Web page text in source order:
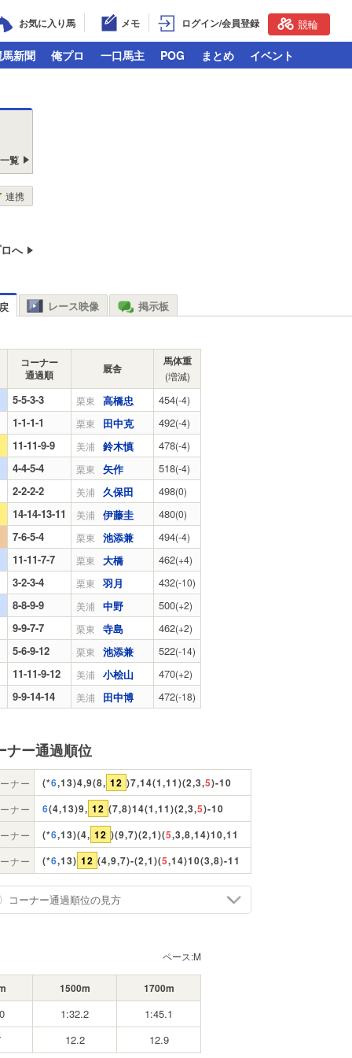
お気に入り馬 メモ ログイン/会員登録 競輪
新聞 俺プロ 一口馬主 POG まとめ イベント
覧
連携
へ
レース映像 掲示板
コーナー
通過順
厩舎
馬体重
(増減)
5-5-3-3 栗東 高橋忠 454(-4)
1-1-1-1 栗東 田中克 492(-4)
11-11-9-9 美浦 鈴木慎 478(-4)
4-4-5-4 栗東 矢作 518(-4)
2-2-2-2 美浦 久保田 498(0)
14-14-13-11 美浦 伊藤圭 480(0)
7-6-5-4 栗東 池添兼 494(-4)
11-11-7-7 栗東 大橋 462(+4)
3-2-3-4 栗東 羽月 432(-10)
8-8-9-9 美浦 中野 500(+2)
9-9-7-7 栗東 寺島 462(+2)
5-6-9-12 栗東 池添兼 522(-14)
11-11-9-12 美浦 小桧山 470(+2)
9-9-14-14 美浦 田中博 472(-18)
ナー通過順位
ナー (*6,13)4,9(8, 12 )7,14(1,11)(2,3,5)-10
ナー 6(4,13)9, 12 (7,8)14(1,11)(2,3,5)-10
ナー (*6,13)(4, 12 )(9,7)(2,1)(5,3,8,14)10,11
ナー (*6,13) 12 (4,9,7)-(2,1)(5,14)10(3,8)-11
コーナー通過順位の見方
ペース:M
1500m 1700m
1:32.2
1:45.1
12.2 12.9